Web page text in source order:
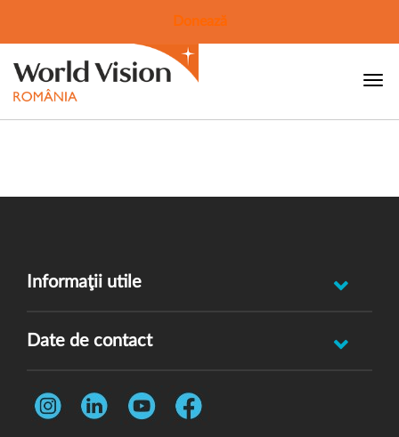
Donează
Informaţii utile
Întrebări frecvente
Date de contact
Str. Rotasului, Nr. 7, Sector 1, Bucuresti, 012167
Telefon:
0731 444 013